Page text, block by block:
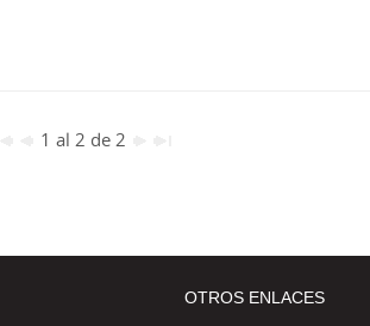
1 al 2 de 2
OTROS ENLACES